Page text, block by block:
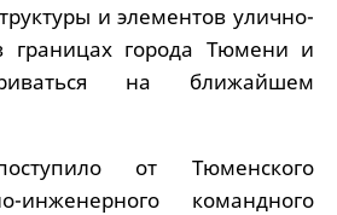
и элементов улично-
границах города Тюмени и
на ближайшем
от Тюменского
инженерного командного